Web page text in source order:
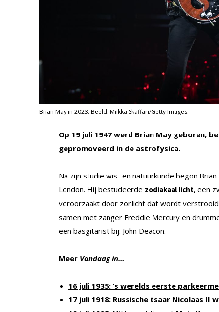
Brian May in 2023. Beeld: Miikka Skaffari/Getty Images.
Op 19 juli 1947 werd Brian May geboren,
gepromoveerd in de astrofysica.
Na zijn studie wis- en natuurkunde begon
London. Hij bestudeerde zodiakaal licht, een
veroorzaakt door zonlicht dat wordt
samen met zanger Freddie Mercury en
een basgitarist bij: John Deacon.
Meer Vandaag in…
16 juli 1935: ’s werelds eerste
17 juli 1918: Russische tsaar Nicolaas II